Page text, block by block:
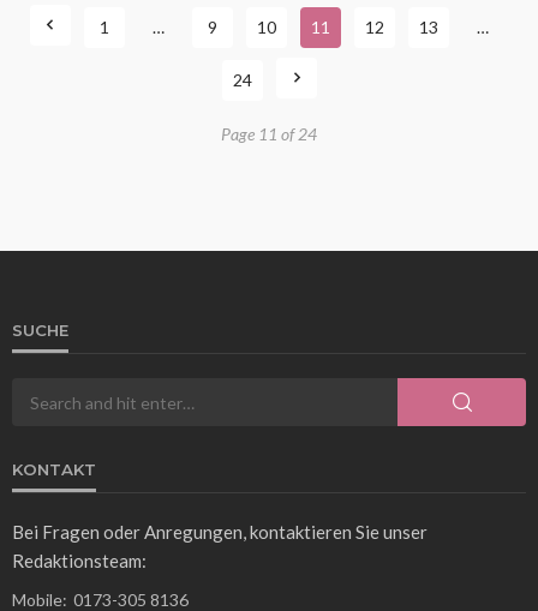
1 … 9 10 11 12 13 …
24
Page 11 of 24
SUCHE
KONTAKT
Bei Fragen oder Anregungen, kontaktieren Sie unser
Redaktionsteam:
Mobile: 0173-305 8136